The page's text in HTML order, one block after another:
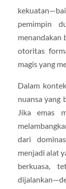
pemimpin
menandakan
otoritas
magis yang
Dalam
nuansa yang
Jika emas
dari
menjadi alat
berkuasa,